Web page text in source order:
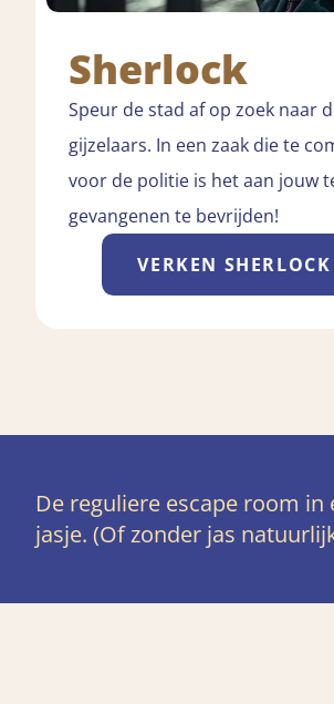
Sherlock
Speur de stad af op zoek naar
gijzelaars. In een zaak die te
voor de politie is het aan jouw
gevangenen te bevrijden!
VERKEN SHERLOCK
De reguliere escape room in
jasje. (Of zonder jas